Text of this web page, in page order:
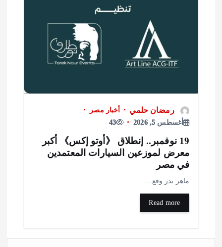
رمضان حلمي
أخبار مصر
أغسطس 5, 2026
43
19 نوفمبر.. إنطلاق 《أوتو إكس》 أكبر
لموزعين السيارات المعتمدين
بدر وقع…